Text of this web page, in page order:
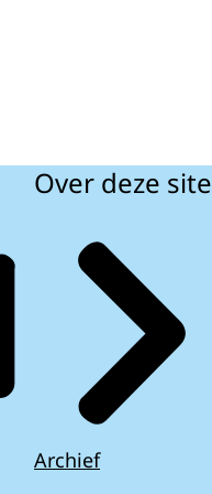
Over deze site
Archief